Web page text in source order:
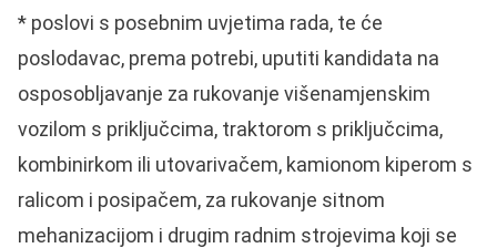
* poslovi s posebnim uvjetima rada, te će
poslodavac, prema potrebi, uputiti kandidata na
osposobljavanje za rukovanje višenamjenskim
vozilom s priključcima, traktorom s priključcima,
kombinirkom ili utovarivačem, kamionom kiperom s
ralicom i posipačem, za rukovanje sitnom
mehanizacijom i drugim radnim strojevima koji se